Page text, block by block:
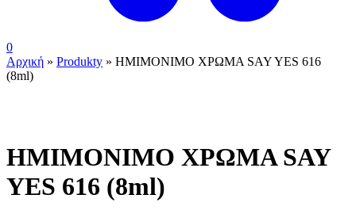
0
Αρχική » Produkty » ΗΜΙΜΟΝΙΜΟ ΧΡΩΜΑ SAY YES 616
(8ml)
ΗΜΙΜΟΝΙΜΟ ΧΡΩΜΑ SAY
YES 616 (8ml)